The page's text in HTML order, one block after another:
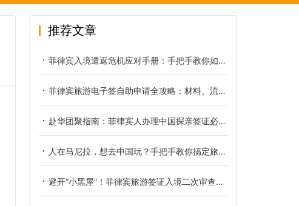
推荐文章
菲律宾入境遣返危机应对手册：手把手教你如何进行有效申诉、合规保关与黑名单洗白
菲律宾旅游电子签自助申请全攻略：材料、流程、被拒与丢失应对方案
赴华团聚指南：菲律宾人办理中国探亲签证必查的“安全清单”
人在马尼拉，想去中国玩？手把手教你搞定旅游签证！
避开“小黑屋”！菲律宾旅游签证入境二次审查全解析与避坑指南